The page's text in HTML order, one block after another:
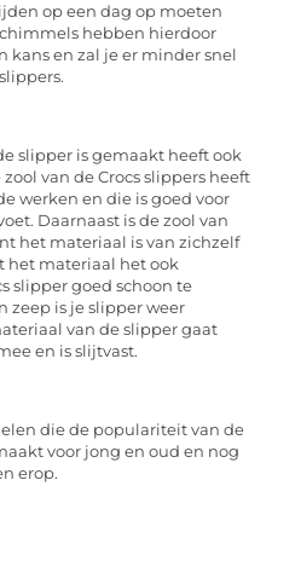
op een dag op moeten
hebben hierdoor
kans en zal je er minder snel
slipper is gemaakt heeft ook
van de Crocs slippers heeft
werken en die is goed voor
Daarnaast is de zool van
het materiaal is van zichzelf
het materiaal het ook
slipper goed schoon te
zeep is je slipper weer
van de slipper gaat
en is slijtvast.
die de populariteit van de
voor jong en oud en nog
erop.